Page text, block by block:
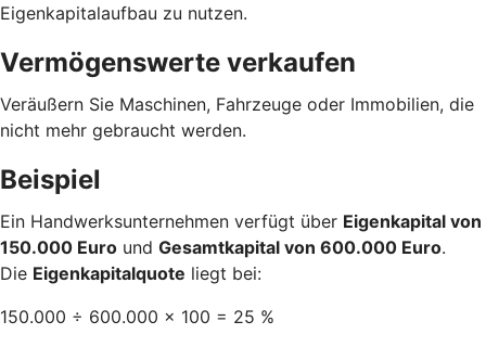
Eigenkapitalaufbau zu nutzen.
Vermögenswerte verkaufen
Veräußern Sie Maschinen, Fahrzeuge oder Immobilien, die
nicht mehr gebraucht werden.
Beispiel
Ein Handwerksunternehmen verfügt über Eigenkapital von
150.000 Euro und Gesamtkapital von 600.000 Euro.
Die Eigenkapitalquote liegt bei:
150.000 ÷ 600.000 × 100 = 25 %